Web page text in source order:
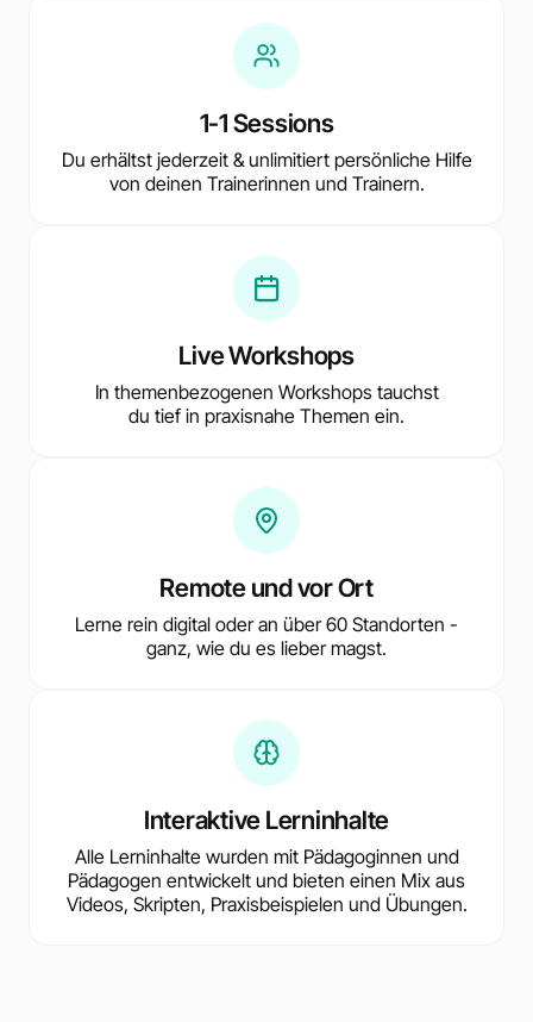
1-1 Sessions
Du erhältst jederzeit & unlimitiert persönliche Hilfe
von deinen Trainerinnen und Trainern.
Live Workshops
In themenbezogenen Workshops tauchst
du tief in praxisnahe Themen ein.
Remote und vor Ort
Lerne rein digital oder an über 60 Standorten -
ganz, wie du es lieber magst.
Interaktive Lerninhalte
Alle Lerninhalte wurden mit Pädagoginnen und
Pädagogen entwickelt und bieten einen Mix aus
Videos, Skripten, Praxisbeispielen und Übungen.